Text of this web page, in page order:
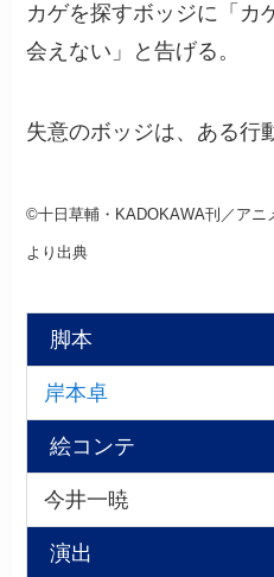
カゲを探すボッジに「カ
会えない」と告げる。
失意のボッジは、ある行
©十日草輔・KADOKAWA刊／アニ
より出典
脚本
岸本卓
絵コンテ
今井一暁
演出